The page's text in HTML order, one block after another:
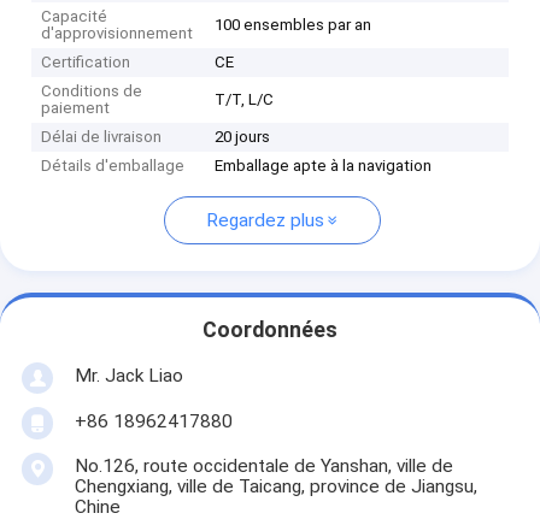
Capacité
d'approvisionnement
100 ensembles par an
Certification
CE
Conditions de
paiement
T/T, L/C
Délai de livraison
20 jours
Détails d'emballage
Emballage apte à la navigation
Regardez plus
Coordonnées
Mr. Jack Liao
+86 18962417880
No.126, route occidentale de Yanshan, ville de
Chengxiang, ville de Taicang, province de Jiangsu,
Chine